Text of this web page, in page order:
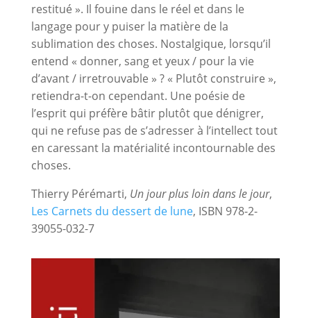
restitué ». Il fouine dans le réel et dans le
langage pour y puiser la matière de la
sublimation des choses. Nostalgique, lorsqu’il
entend « donner, sang et yeux / pour la vie
d’avant / irretrouvable » ? « Plutôt construire »,
retiendra-t-on cependant. Une poésie de
l’esprit qui préfère bâtir plutôt que dénigrer,
qui ne refuse pas de s’adresser à l’intellect tout
en caressant la matérialité incontournable des
choses.
Thierry Pérémarti, Un jour plus loin dans le jour,
Les Carnets du dessert de lune, ISBN 978-2-
39055-032-7